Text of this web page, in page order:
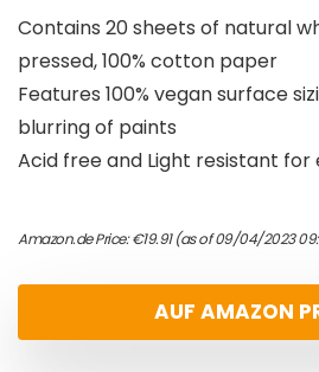
Contains 20 sheets of natural
pressed, 100% cotton paper
Features 100% vegan surface
blurring of paints
Acid free and Light resistant
Amazon.de Price:€19.91(as of 09/04/2023
AUF AMAZON